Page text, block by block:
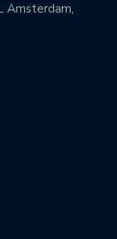
Amsterdam,